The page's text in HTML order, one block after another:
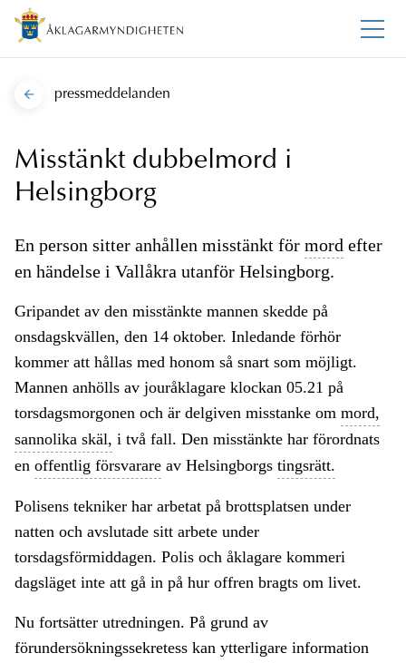
pressmeddelanden
Misstänkt dubbelmord i
Helsingborg
En person sitter anhållen misstänkt för mord efter
en händelse i Vallåkra utanför Helsingborg.
Gripandet av den misstänkte mannen skedde på
onsdagskvällen, den 14 oktober. Inledande förhör
kommer att hållas med honom så snart som möjligt.
Mannen anhölls av jouråklagare klockan 05.21 på
torsdagsmorgonen och är delgiven misstanke om mord,
sannolika skäl, i två fall. Den misstänkte har förordnats
en offentlig försvarare av Helsingborgs tingsrätt.
Polisens tekniker har arbetat på brottsplatsen under
natten och avslutade sitt arbete under
torsdagsförmiddagen. Polis och åklagare kommeri
dagsläget inte att gå in på hur offren bragts om livet.
Nu fortsätter utredningen. På grund av
förundersökningssekretess kan ytterligare information